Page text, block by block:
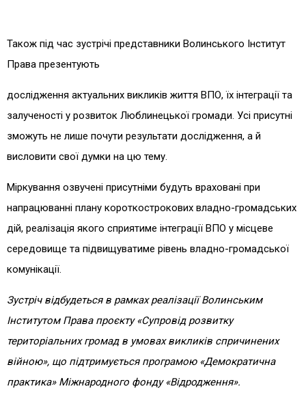
Також під час зустрічі представники Волинського Інститут
Права презентують
дослідження актуальних викликів життя ВПО, їх інтеграції та
залученості у розвиток Люблинецької громади. Усі присутні
зможуть не лише почути результати дослідження, а й
висловити свої думки на цю тему.
Міркування озвучені присутніми будуть враховані при
напрацюванні плану короткострокових владно-громадських
дій, реалізація якого сприятиме інтеграції ВПО у місцеве
середовище та підвищуватиме рівень владно-громадської
комунікації.
Зустріч відбудеться в рамках реалізації Волинським
Інститутом Права проєкту «Супровід розвитку
територіальних громад в умовах викликів спричинених
війною», що підтримується програмою «Демократична
практика» Міжнародного фонду «Відродження».